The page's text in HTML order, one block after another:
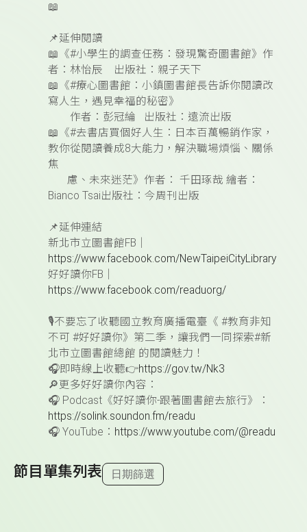
📖
📌延伸閱讀
📖 《#小學生的調查任務：發現驚奇圖書館》作
者：林怡辰 出版社：親子天下
📖 《#療心圖書館：小鎮圖書館長告訴你閱讀改
寫人生，遇見幸福的秘密》
作者：彭冠綸
出版社：遠流出版
📖 《#去書店買個好人生：日本百萬暢銷作家，
教你從閱讀養成8大能力，解決職場煩惱、關係
焦
慮、未來迷茫》作者： 千田琢哉 繪者：
Bianco Tsai出版社：今周刊出版
📌延伸連結
新北市立圖書館FB｜
https://www.facebook.com/NewTaipeiCityLibrary
好好讀你FB｜
https://www.facebook.com/readuorg/
🎙️不要忘了收聽國立教育廣播電臺《 #教育非知
不可 #好好讀你》第二季， 讓我們一同探索#新
北市立圖書館總館 的閱讀魅力！
🎧即時線上收聽👉https://gov.tw/Nk3
🔎更多好好讀你內容：
🎧 Podcast 《好好讀你-跟著圖書館去旅行》：
https://solink.soundon.fm/readu
🎧 YouTube ： https://www.youtube.com/@readu
節目單集列表 日期篩選